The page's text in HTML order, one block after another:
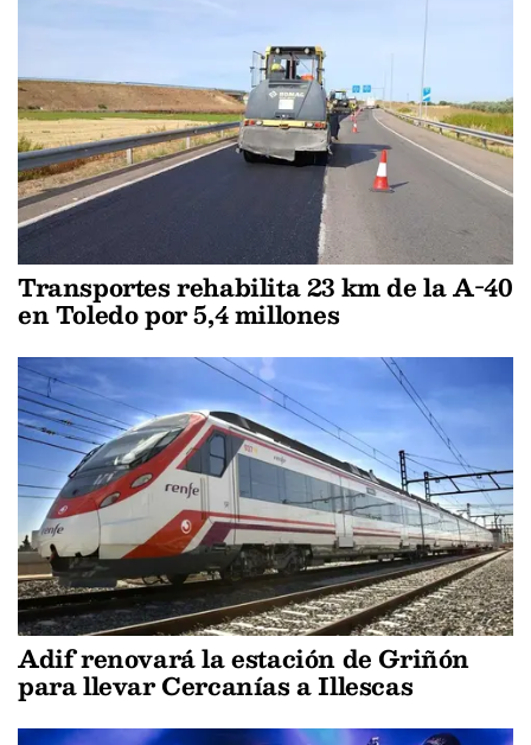
Transportes rehabilita 23 km de la A-40
en Toledo por 5,4 millones
Adif renovará la estación de Griñón
para llevar Cercanías a Illescas